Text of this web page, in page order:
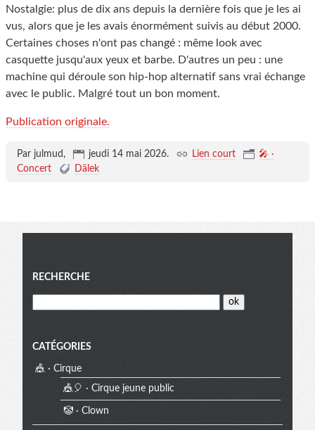
Nostalgie: plus de dix ans depuis la dernière fois que je les ai
vus, alors que je les avais énormément suivis au début 2000.
Certaines choses n'ont pas changé : même look avec
casquette jusqu'aux yeux et barbe. D'autres un peu : une
machine qui déroule son hip-hop alternatif sans vrai échange
avec le public. Malgré tout un bon moment.
Publication originale.
Par julmud, jeudi 14 mai 2026. Lien court
🎤 ·
Concert
Dälek
Menu
RECHERCHE
CATÉGORIES
🎪 · Cirque
🎪🎈 · Cirque jeune public
🤡 · Clown